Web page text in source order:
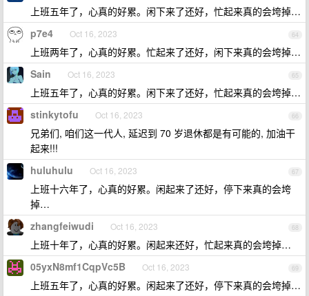
上班五年了，心真的好累。闲下来了还好，忙起来真的会垮掉…
64
p7e4 Oct 16, 2023
上班两年了，心真的好累。忙起来了还好，闲下来真的会垮掉…
65
Sain Oct 16, 2023
上班五年了，心真的好累。闲下来了还好，忙起来真的会垮掉…
66
stinkytofu Oct 16, 2023
兄弟们, 咱们这一代人, 延迟到 70 岁退休都是有可能的, 加油干
起来!!!
67
huluhulu Oct 16, 2023
上班十六年了，心真的好累。闲起来了还好，停下来真的会垮
掉…
68
zhangfeiwudi Oct 16, 2023
上班十年了，心真的好累。闲起来还好，忙起来真的会垮掉…
69
05yxN8mf1CqpVc5B Oct 16, 2023
上班五年了，心真的好累。闲起来了还好，停下来真的会垮掉…